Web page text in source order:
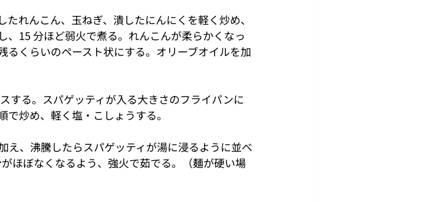
れんこん、玉ねぎ、潰したにんにくを軽く炒め、
、15 分ほど弱⽕で煮る。れんこんが柔らかくなっ
るくらいのペースト状にする。オリーブオイルを加
る。スパゲッティが入る大きさのフライパンに
炒め、軽く塩・こしょうする。
、沸騰したらスパゲッティが湯に浸るように並べ
ほぼなくなるよう、強火で茹でる。（麺が硬い場